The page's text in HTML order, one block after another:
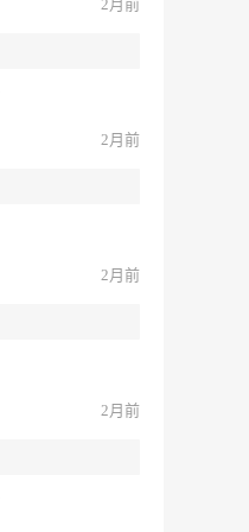
2月前
2月前
2月前
2月前